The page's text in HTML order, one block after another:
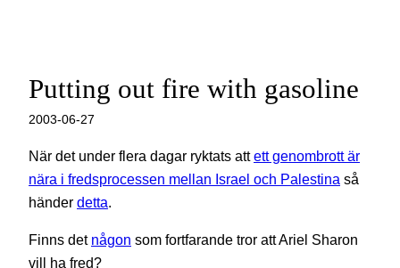
Putting out fire with gasoline
2003-06-27
När det under flera dagar ryktats attett genombrott är
nära i fredsprocessen mellan Israel och Palestina så
händer detta
Finns det någon som fortfarande tror att Ariel Sharon
vill ha fred?